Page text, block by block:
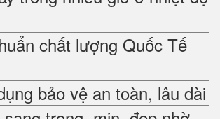
chất lượng Quốc Tế
bảo vệ an toàn, lâu dài